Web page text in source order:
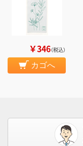
￥346（税込）
カゴへ